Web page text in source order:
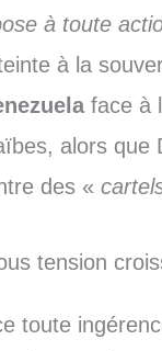
à toute
à la
face à
alors que
des «
tension
toute